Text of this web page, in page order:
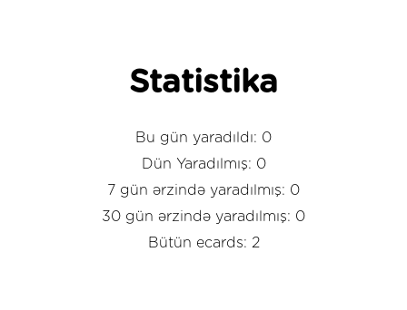
Statistika
Bu gün yaradıldı: 0
Dün Yaradılmış: 0
7 gün ərzində yaradılmış: 0
30 gün ərzində yaradılmış: 0
Bütün ecards: 2